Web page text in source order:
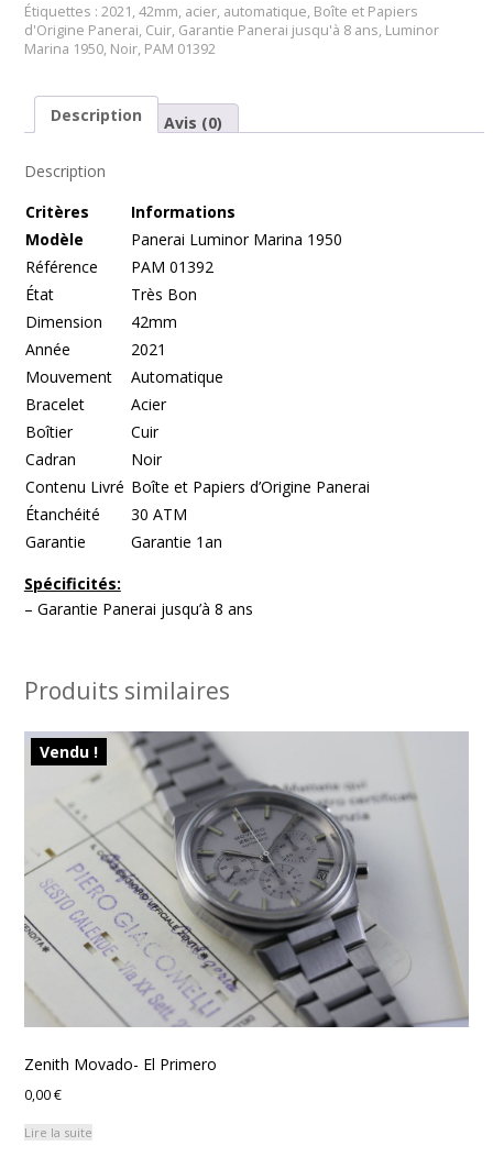
Étiquettes : 2021, 42mm, acier, automatique, Boîte et Papiers
d'Origine Panerai, Cuir, Garantie Panerai jusqu'à 8 ans, Luminor
Marina 1950, Noir, PAM 01392
Description Avis (0)
Description
Critères
Informations
Modèle
Panerai Luminor Marina 1950
Référence
PAM 01392
État
Très Bon
Dimension
42mm
Année
2021
Mouvement
Automatique
Bracelet
Acier
Boîtier
Cuir
Cadran
Noir
Contenu Livré Boîte et Papiers d’Origine Panerai
Étanchéité
30 ATM
Garantie
Garantie 1an
Spécificités:
– Garantie Panerai jusqu’à 8 ans
Produits similaires
Vendu !
Zenith Movado- El Primero
0,00€
Lire la suite